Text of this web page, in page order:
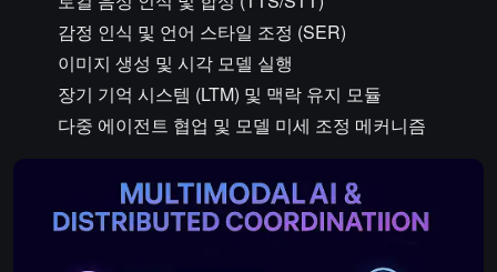
감정 인식 및 언어 스타일 조정 (SER)
이미지 생성 및 시각 모델 실행
장기 기억 시스템 (LTM) 및 맥락 유지 모듈
다중 에이전트 협업 및 모델 미세 조정 메커니즘